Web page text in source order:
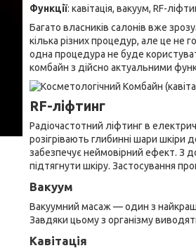
Функції: кавітація, вакуум, RF-
Багато власників салонів вже
кілька різних процедур, але це не
одна процедура не буде
комбайн з дійсно актуальними
RF-ліфтинг
Радіочастотний ліфтинг в
розігрівають глибинні шари
забезпечує неймовірний ефект. З
підтягнути шкіру. Застосування
Вакуум
Вакуумний масаж — один з
Завдяки цьому з організму
Кавітація